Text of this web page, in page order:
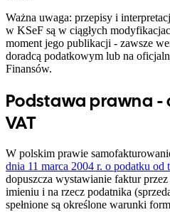
Ważna uwaga: przepisy i
w KSeF są w ciągłych
moment jego publikacji - zawsze
doradcą podatkowym lub na
Finansów.
Podstawa prawna -
VAT
W polskim prawie
dnia 11 marca 2004 r. o podatku od
dopuszcza wystawianie faktur
imieniu i na rzecz podatnika
spełnione są określone warunki